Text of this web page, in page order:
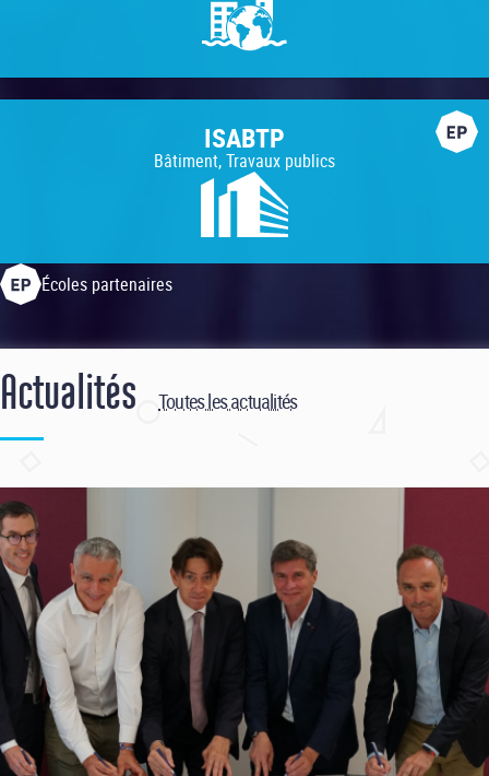
ISABTP
Bâtiment, Travaux publics
Écoles partenaires
Actualités Toutes les actualités